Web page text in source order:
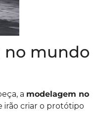
no mundo
a modelagem no
irão criar o protótipo